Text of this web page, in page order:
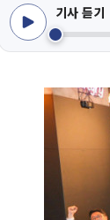
기사 듣기